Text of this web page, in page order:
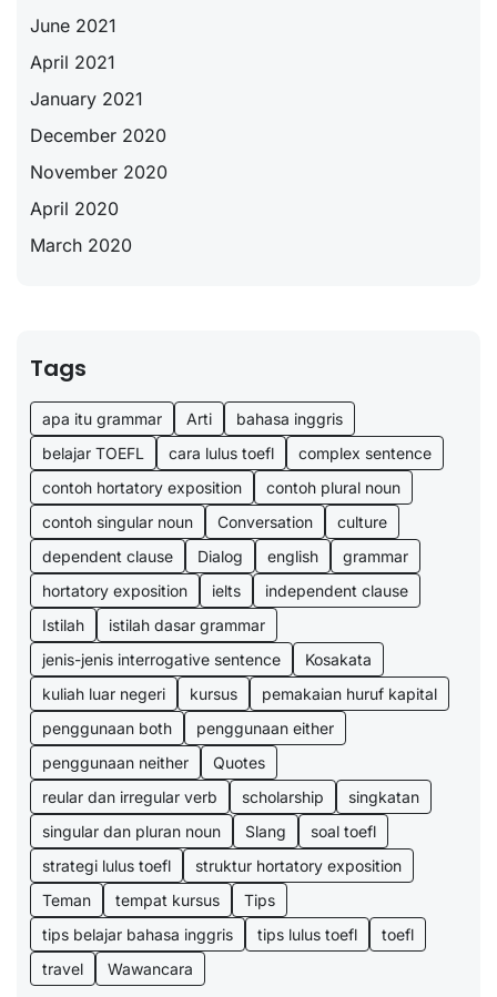
June 2021
April 2021
January 2021
December 2020
November 2020
April 2020
March 2020
Tags
apa itu grammar Arti
bahasa inggris
belajar TOEFL
cara lulus toefl
complex sentence
contoh hortatory exposition
contoh plural noun
contoh singular noun
Conversation
culture
dependent clause
Dialog english
grammar
hortatory exposition
ielts
independent clause
Istilah
istilah dasar grammar
jenis-jenis interrogative sentence
Kosakata
kuliah luar negeri
kursus
pemakaian huruf kapital
penggunaan both
penggunaan either
penggunaan neither
Quotes
reular dan irregular verb
scholarship
singkatan
singular dan pluran noun
Slang
soal toefl
strategi lulus toefl
struktur hortatory exposition
Teman
tempat kursus
Tips
tips belajar bahasa inggris
tips lulus toefl
toefl
travel
Wawancara